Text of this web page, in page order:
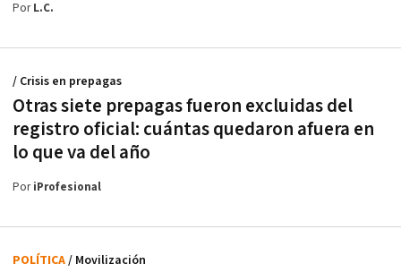
PorL.C.
Otras siete prepagas fueron excluidas del
registro oficial: cuántas quedaron afuera en
lo que va del año
/ Crisis en prepagas
PoriProfesional
POLÍTICA/ Movilización